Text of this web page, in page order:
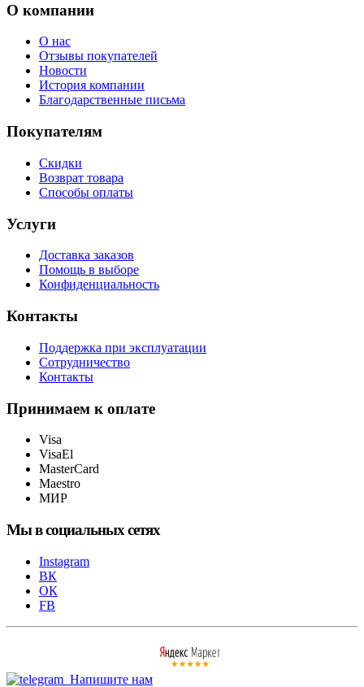
О компании
О нас
Отзывы покупателей
Новости
История компании
Благодарственные письма
Покупателям
Скидки
Возврат товара
Способы оплаты
Услуги
Доставка заказов
Помощь в выборе
Конфиденциальность
Контакты
Поддержка при эксплуатации
Сотрудничество
Контакты
Принимаем к оплате
Visa
VisaEl
MasterCard
Maestro
МИР
Мы в социальных сетях
Instagram
ВК
ОК
FB
Напишите нам